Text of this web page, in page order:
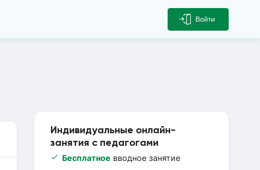
Войти
Индивидуальные онлайн-
занятия с педагогами
Бесплатное вводное занятие